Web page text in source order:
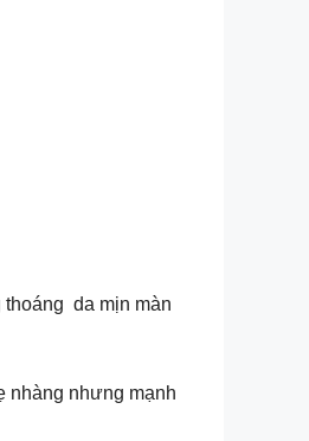
da mịn màn
nhàng nhưng mạnh